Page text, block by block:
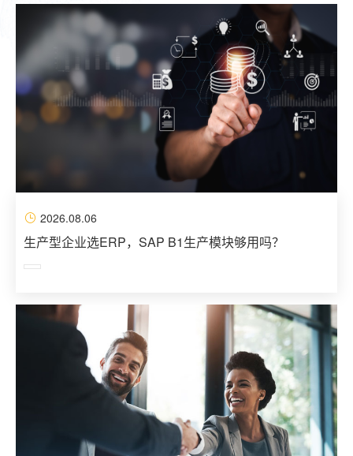
2026.08.06
生产型企业选ERP，SAP B1生产模块够用吗？